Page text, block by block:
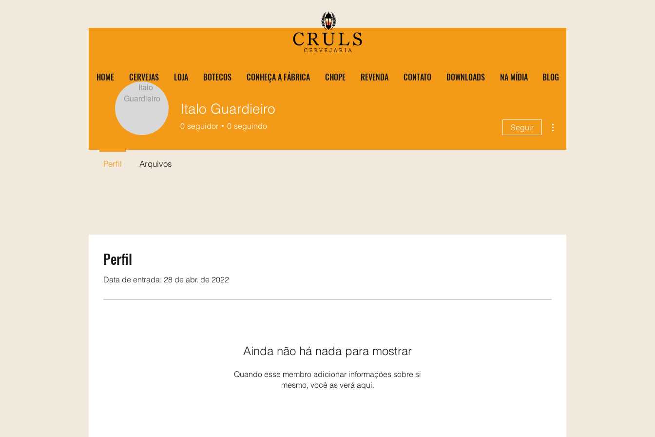
HOME CERVEJAS LOJA BOTECOS CONHEÇA A FÁBRICA CHOPE REVENDA CONTATO DOWNLOADS NA MÍDIA BLOG
Perfil
Data de entrada: 28 de abr. de 2022
Ainda não há nada para mostrar
Quando esse membro adicionar informações sobre si
mesmo, você as verá aqui.
Italo Guardieiro
0 seguidor 0 seguindo Seguir
Perfil Arquivos